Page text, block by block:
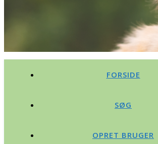
FORSIDE
SØG
OPRET BRUGER